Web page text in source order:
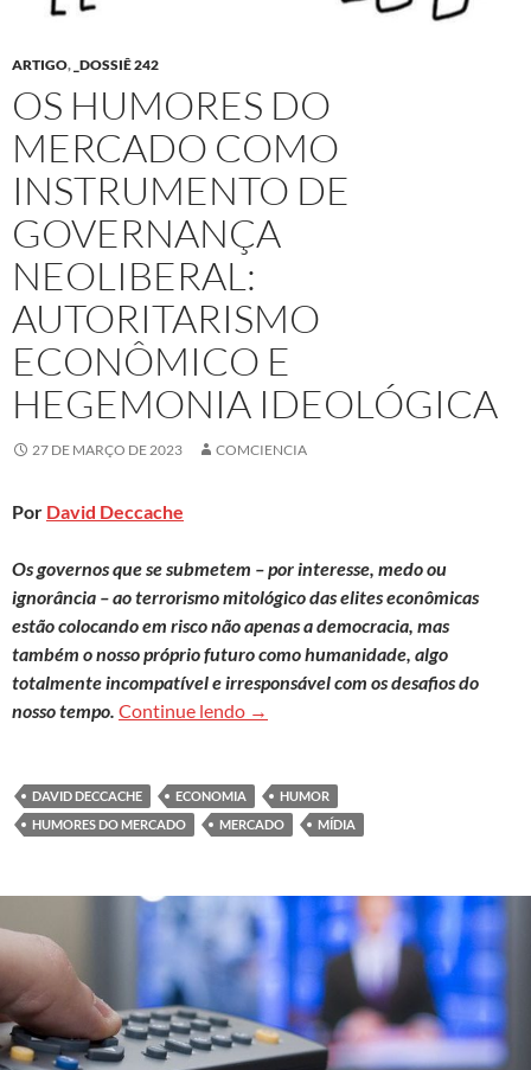
ARTIGO, _DOSSIÊ 242
OS HUMORES DO
MERCADO COMO
INSTRUMENTO DE
GOVERNANÇA
NEOLIBERAL:
AUTORITARISMO
ECONÔMICO E
HEGEMONIA IDEOLÓGICA
27 DE MARÇO DE 2023 COMCIENCIA
Por David Deccache
Os governos que se submetem – por interesse, medo ou
ignorância – ao terrorismo mitológico das elites econômicas
estão colocando em risco não apenas a democracia, mas
também o nosso próprio futuro como humanidade, algo
totalmente incompatível e irresponsável com os desafios do
nosso tempo. Continue lendo Os humores do mercado como
→
DAVID DECCACHE ECONOMIA
HUMOR
HUMORES DO MERCADO
MERCADO MÍDIA